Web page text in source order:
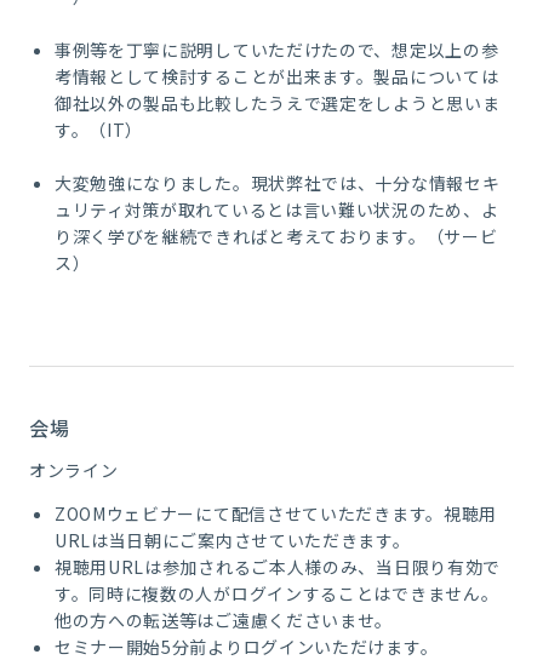
事例等を丁寧に説明していただけたので、想定以上の参
考情報として検討することが出来ます。製品については
御社以外の製品も比較したうえで選定をしようと思いま
す。（IT）
大変勉強になりました。現状弊社では、十分な情報セキ
ュリティ対策が取れているとは言い難い状況のため、よ
り深く学びを継続できればと考えております。（サービ
ス）
会場
オンライン
ZOOMウェビナーにて配信させていただきます。視聴用
URLは当日朝にご案内させていただきます。
視聴用URLは参加されるご本人様のみ、当日限り有効で
す。同時に複数の人がログインすることはできません。
他の方への転送等はご遠慮くださいませ。
セミナー開始5分前よりログインいただけます。